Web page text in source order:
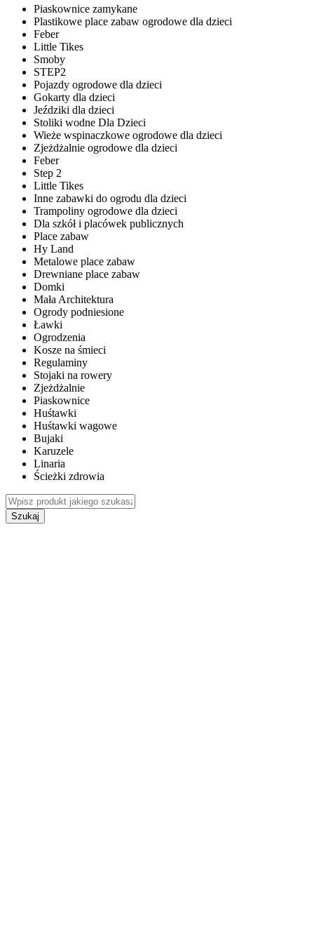
Piaskownice zamykane
Plastikowe place zabaw ogrodowe dla dzieci
Feber
Little Tikes
Smoby
STEP2
Pojazdy ogrodowe dla dzieci
Gokarty dla dzieci
Jeździki dla dzieci
Stoliki wodne Dla Dzieci
Wieże wspinaczkowe ogrodowe dla dzieci
Zjeżdżalnie ogrodowe dla dzieci
Feber
Step 2
Little Tikes
Inne zabawki do ogrodu dla dzieci
Trampoliny ogrodowe dla dzieci
Dla szkół i placówek publicznych
Place zabaw
Hy Land
Metalowe place zabaw
Drewniane place zabaw
Domki
Mała Architektura
Ogrody podniesione
Ławki
Ogrodzenia
Kosze na śmieci
Regulaminy
Stojaki na rowery
Zjeżdżalnie
Piaskownice
Huśtawki
Huśtawki wagowe
Bujaki
Karuzele
Linaria
Ścieżki zdrowia
Szukaj